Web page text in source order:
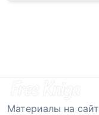
Материалы на